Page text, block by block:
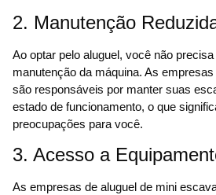
2. Manutenção
Ao optar pelo aluguel, você não
manutenção da máquina. As
são responsáveis por manter suas
estado de funcionamento, o que
preocupações para você.
3. Acesso a
As empresas de aluguel de mini